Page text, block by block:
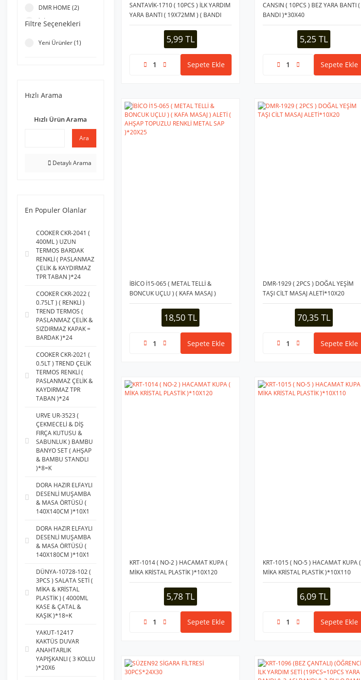
DMR HOME (2)
İBİCO (2)
DISCOVER (1)
YAKUT (1)
Filtre Seçenekleri
Yeni Ürünler (1)
Hızlı Arama
Hızlı Ürün Arama
Ara
Detaylı Arama
En Populer Olanlar
COOKER CKR-2041 (
400ML ) UZUN
TERMOS BARDAK
RENKLİ ( PASLANMAZ
ÇELİK & KAYDIRMAZ
TPR TABAN )*24
COOKER CKR-2022 (
0.75LT ) ( RENKLİ )
TREND TERMOS (
PASLANMAZ ÇELİK &
SIZDIRMAZ KAPAK =
BARDAK )*24
COOKER CKR-2021 (
0.5LT ) TREND ÇELİK
TERMOS RENKLİ (
PASLANMAZ ÇELİK &
KAYDIRMAZ TPR
TABAN )*24
URVE UR-3523 (
ÇEKMECELİ & DİŞ
FIRÇA KUTUSU &
SABUNLUK ) BAMBU
BANYO SET ( AHŞAP
& BAMBU STANDLI
)*8=K
DORA HAZIR ELFAYLI
DESENLİ MUŞAMBA
& MASA ÖRTÜSÜ (
140X140CM )*10X1
DORA HAZIR ELFAYLI
DESENLİ MUŞAMBA
& MASA ÖRTÜSÜ (
140X180CM )*10X1
DÜNYA-10728-102 (
3PCS ) SALATA SETİ (
MİKA & KRİSTAL
PLASTİK ) ( 4000ML
KASE & ÇATAL &
KAŞIK )*18=K
YAKUT-12417
KAKTÜS DUVAR
ANAHTARLIK
YAPIŞKANLI ( 3 KOLLU
)*20X6
SANTAVİK-1710 ( 10PCS ) İLK YARDIM
YARA BANTI ( 19X72MM ) ( BANDI
)*30X40
5,99 TL
Sepete Ekle
CANSIN ( 10PCS ) BEZ YARA BANTI (
BANDI )*30X40
5,25 TL
Sepete Ekle
İBİCO İ15-065 ( METAL TELLİ &
BONCUK UÇLU ) ( KAFA MASAJ )
ALETİ ( AHŞAP TOPUZLU RENKLİ
METAL SAP )*20X25
18,50 TL
Sepete Ekle
DMR-1929 ( 2PCS ) DOĞAL YEŞİM
TAŞI CİLT MASAJ ALETİ*10X20
70,35 TL
Sepete Ekle
KRT-1014 ( NO-2 ) HACAMAT KUPA (
MİKA KRİSTAL PLASTİK )*10X120
5,78 TL
Sepete Ekle
KRT-1015 ( NO-5 ) HACAMAT KUPA (
MİKA KRİSTAL PLASTİK )*10X110
6,09 TL
Sepete Ekle